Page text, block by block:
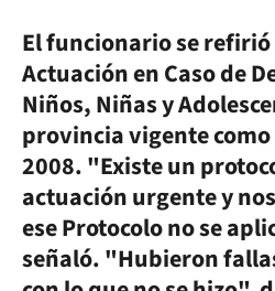
El funcionario se
Actuación en Caso de
Niños, Niñas y
provincia vigente como
2008. "Existe un
actuación urgente y
ese Protocolo no se
señaló. "Hubieron